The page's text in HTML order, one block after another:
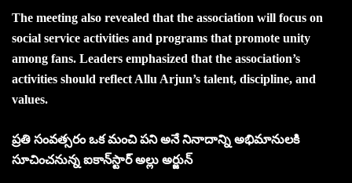
The meeting also revealed that the association will focus on
social service activities and programs that promote unity
among fans. Leaders emphasized that the association’s
activities should reflect Allu Arjun’s talent, discipline, and
values.
ప్ర‌తి సంవ‌త్స‌రం ఒక మంచి ప‌ని అనే నినాదాన్ని అభిమానుల‌కి
సూచించ‌నున్న‌ ఐకాన్‌స్టార్ అల్లు అర్జున్